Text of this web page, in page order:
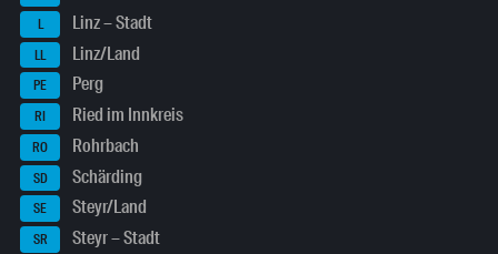
L Linz – Stadt
LL Linz/Land
PE Perg
RI Ried im Innkreis
RO Rohrbach
SD Schärding
SE Steyr/Land
SR Steyr – Stadt